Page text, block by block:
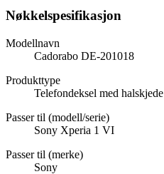
Nøkkelspesifikasjon
Modellnavn
Cadorabo DE-201018
Produkttype
Telefondeksel med halskjede
Passer til (modell/serie)
Sony Xperia 1 VI
Passer til (merke)
Sony